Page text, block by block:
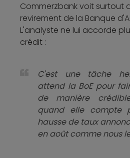
Commerzbank voit surtout
revirement de la Banque
L'analyste ne lui accorde
crédit :
C'est une tâche
attend la BoE pour
de manière
quand elle compte
hausse de taux
en août comme nous